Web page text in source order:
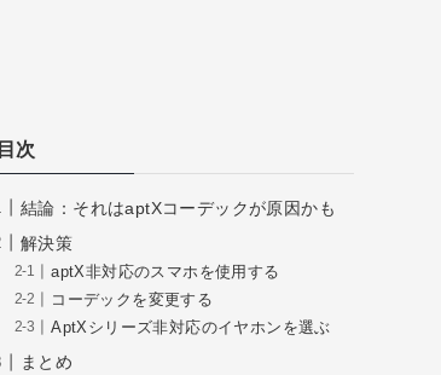
目次
結論：それはaptXコーデックが原因かも
解決策
aptX非対応のスマホを使用する
コーデックを変更する
AptXシリーズ非対応のイヤホンを選ぶ
まとめ